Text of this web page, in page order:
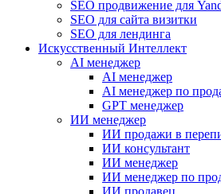
SEO продвижение для
SEO для сайта визитки
SEO для лендинга
Искусственный Интеллект
AI менеджер
AI менеджер
AI менеджер по
GPT менеджер
ИИ менеджер
ИИ продажи в
ИИ консультант
ИИ менеджер
ИИ менеджер по